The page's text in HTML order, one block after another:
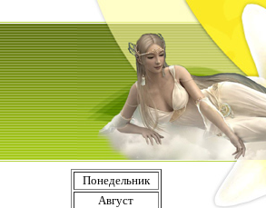
Понедельник
Август